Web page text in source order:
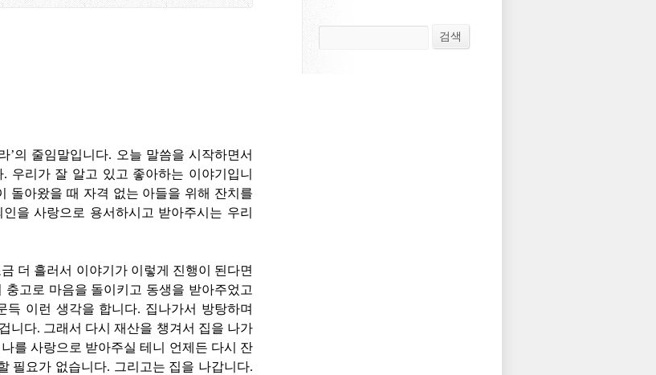
’의 줄임말입니다. 오늘 말씀을 시작하면서
우리가 잘 알고 있고 좋아하는 이야기입니
돌아왔을 때 자격 없는 아들을 위해 잔치를
을 사랑으로 용서하시고 받아주시는 우리
더 흘러서 이야기가 이렇게 진행이 된다면
고로 마음을 돌이키고 동생을 받아주었고
이런 생각을 합니다. 집나가서 방탕하며
니다. 그래서 다시 재산을 챙겨서 집을 나가
를 사랑으로 받아주실 테니 언제든 다시 잔
필요가 없습니다. 그리고는 집을 나갑니다.
검색